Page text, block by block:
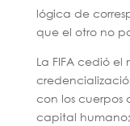
lógica de
que el otro no
La FIFA cedió
con los cuerpos
capital